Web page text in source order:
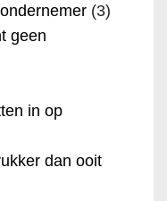
(3)
geen
in op
dan ooit